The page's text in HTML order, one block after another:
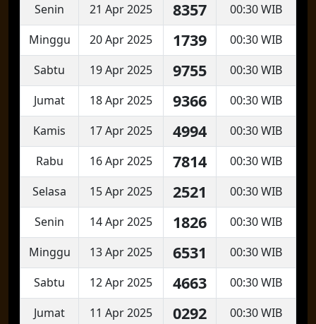
Senin 21 Apr 2025 8357
00:30 WIB
Minggu
20 Apr 2025 1739
00:30 WIB
Sabtu
19 Apr 2025 9755
00:30 WIB
Jumat
18 Apr 2025 9366
00:30 WIB
Kamis
17 Apr 2025 4994
00:30 WIB
Rabu
16 Apr 2025 7814
00:30 WIB
Selasa
15 Apr 2025 2521
00:30 WIB
Senin
14 Apr 2025 1826
00:30 WIB
Minggu
13 Apr 2025 6531
00:30 WIB
Sabtu
12 Apr 2025 4663
00:30 WIB
Jumat
11 Apr 2025 0292
00:30 WIB